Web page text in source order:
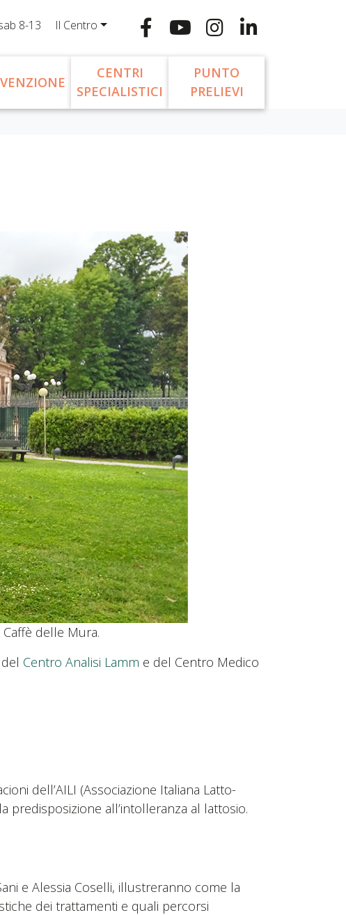
8-13 Il Centro
CENTRI
SPECIALISTICI
PUNTO
PRELIEVI
Caffè delle Mura.
Centro Analisi Lamm e del Centro Medico
dell’AILI (Associazione Italiana Latto-
all’intolleranza al lattosio.
e Alessia Coselli, illustreranno come la
dei trattamenti e quali percorsi